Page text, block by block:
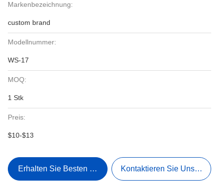
Markenbezeichnung:
custom brand
Modellnummer:
WS-17
MOQ:
1 Stk
Preis:
$10-$13
Erhalten Sie Besten Preis Kontaktieren Sie Uns Jetzt